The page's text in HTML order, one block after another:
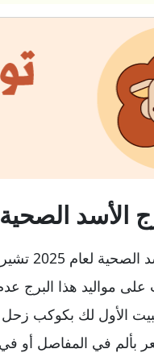
الصحية
توقعات
على مواليد هذا البرج
الأول لك بكوكب زحل
بألم في المفاصل أو